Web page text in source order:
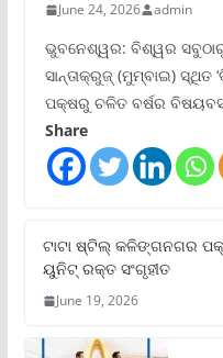
June 24, 2026 admin
ଭୁବନେଶ୍ୱର: ବିଶ୍ୱର
ସାନ୍ତାକ୍ରୁଜ୍ (ମୁମ୍ବାଇ)
ପକ୍ଷରୁ ଚଳିତ ବର୍ଷର
Share
ଟାଟା ଷ୍ଟିଲ୍‌ କଳିଙ୍ଗନଗର
ୟୁନିଟ୍‌ ରକ୍ତ ସଂଗୃହୀତ
June 19, 2026